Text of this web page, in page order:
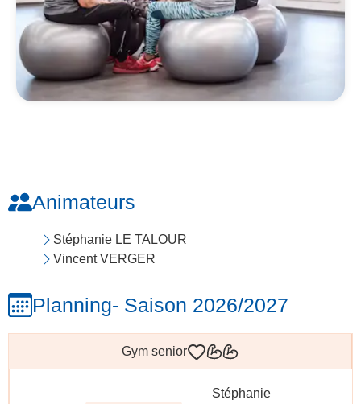
Animateurs
Stéphanie LE TALOUR
Vincent VERGER
Planning- Saison 2026/2027
Gym senior
Stéphanie